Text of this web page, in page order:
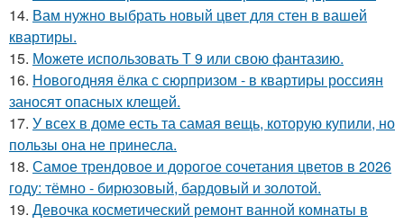
14. Вам нужно выбрать новый цвет для стен в вашей
квартиры.
15. Можете использовать Т 9 или свою фантазию.
16. Новогодняя ёлка с сюрпризом - в квартиры россиян
заносят опасных клещей.
17. У всех в доме есть та самая вещь, которую купили, но
пользы она не принесла.
18. Самое трендовое и дорогое сочетания цветов в 2026
году: тёмно - бирюзовый, бардовый и золотой.
19. Девочка косметический ремонт ванной комнаты в